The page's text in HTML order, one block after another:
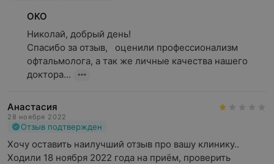
ОКО
Николай, добрый день!
Спасибо за отзыв,   оценили профессионализм
офтальмолога, а так же личные качества нашего
доктора...
Анастасия
28 ноября 2022
Отзыв подтвержден
Хочу оставить наилучший отзыв про вашу клинику..
Ходили 18 ноября 2022 года на приём, проверить